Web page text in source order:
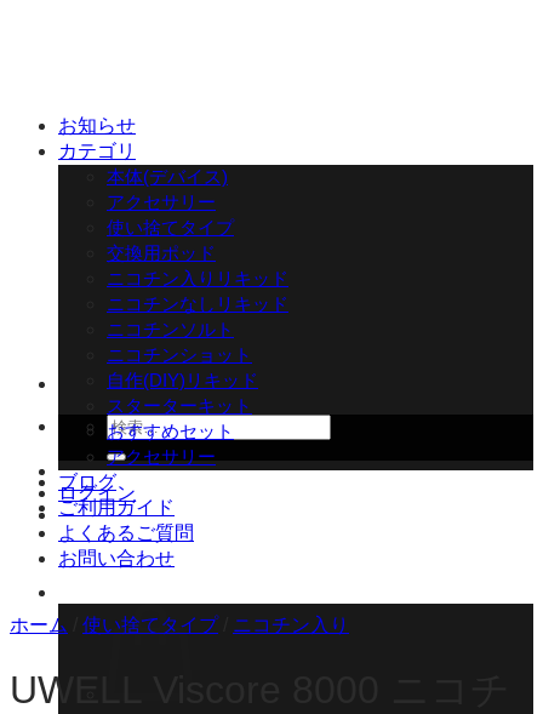
検
索
対
象:
ログイン
お知らせ
カテゴリ
本体(デバイス)
アクセサリー
使い捨てタイプ
交換用ポッド
ニコチン入りリキッド
ニコチンなしリキッド
ニコチンソルト
ニコチンショット
自作(DIY)リキッド
スターターキット
おすすめセット
アクセサリー
ブログ
ご利用ガイド
よくあるご質問
お問い合わせ
ホーム 使い捨てタイプ ニコチン入り
UWELL Viscore 8000 ニコチ